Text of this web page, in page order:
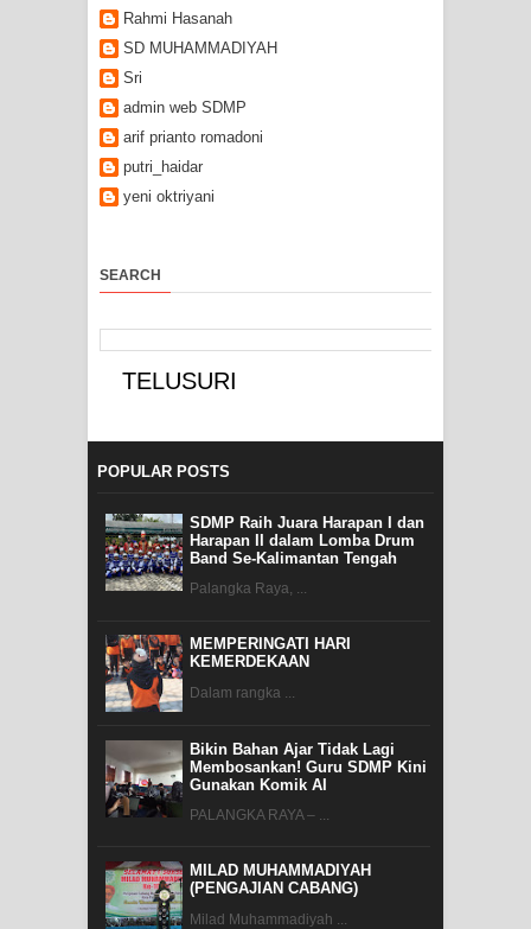
Rahmi Hasanah
SD MUHAMMADIYAH
Sri
admin web SDMP
arif prianto romadoni
putri_haidar
yeni oktriyani
SEARCH
POPULAR POSTS
SDMP Raih Juara Harapan I dan
Harapan II dalam Lomba Drum
Band Se-Kalimantan Tengah
Palangka Raya, ...
MEMPERINGATI HARI
KEMERDEKAAN
Dalam rangka ...
Bikin Bahan Ajar Tidak Lagi
Membosankan! Guru SDMP Kini
Gunakan Komik AI
PALANGKA RAYA – ...
MILAD MUHAMMADIYAH
(PENGAJIAN CABANG)
Milad Muhammadiyah ...